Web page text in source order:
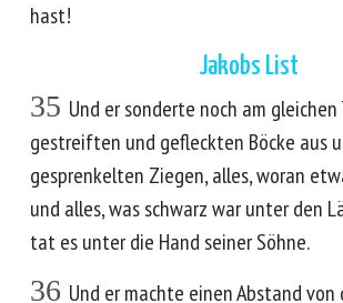
hast!
Jakobs List
35 Und er sonderte noch am gleichen
gestreiften und gefleckten Böcke aus
gesprenkelten Ziegen, alles, woran
und alles, was schwarz war unter den
tat es unter die Hand seiner Söhne.
36 Und er machte einen Abstand von